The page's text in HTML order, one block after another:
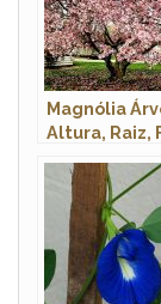
Magnólia
Altura, Raiz,